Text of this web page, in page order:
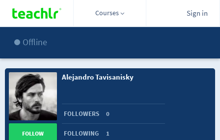
Courses Sign in
Offline
Alejandro Tavisanisky
FOLLOWERS 0
FOLLOWING 1
FOLLOW